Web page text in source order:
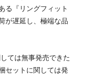
る『リングフィット
が遅延し、極端な品
ては無事発売できた
セットに関しては発